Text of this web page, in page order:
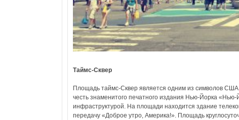
Таймс-Сквер
Площадь таймс-Сквер является одним из символов
честь знаменитого печатного издания Нью-Йорка
инфраструктурой. На площади находится здание
передачу «Доброе утро, Америка!». Площадь